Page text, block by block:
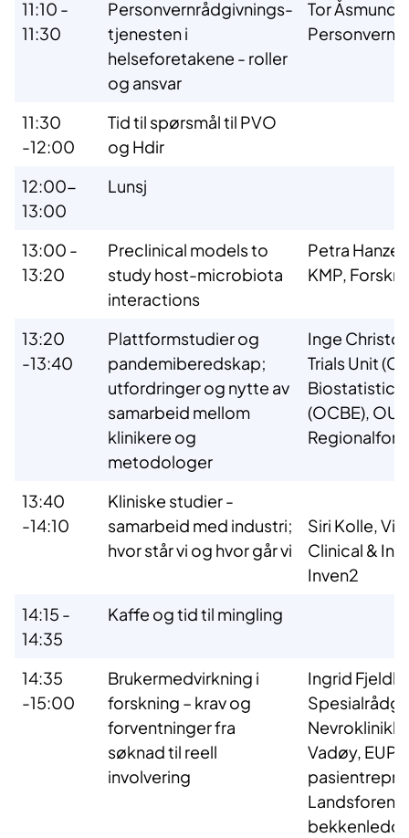
11:10 -
11:30
Personvernrådgivnings-
tjenesten i
helseforetakene - roller
og ansvar
Tor Åsmund
11:30
-12:00
Tid til spørsmål til PVO
og Hdir
12:00-
13:00
Lunsj
13:00 -
13:20
Preclinical models to
study host-microbiota
interactions
Petra
KMP,
13:20
-13:40
Plattformstudier og
pandemiberedskap;
utfordringer og nytte av
samarbeid mellom
klinikere og
metodologer
Inge
Trials Unit
Biostatistics
(OCBE),
13:40
-14:10
Kliniske studier -
samarbeid med industri;
hvor står vi og hvor går vi
Siri Kolle,
Clinical &
Inven2
14:15 -
14:35
Kaffe og tid til mingling
14:35
-15:00
Brukermedvirkning i
forskning – krav og
forventninger fra
søknad til reell
involvering
Ingrid
Vadøy,